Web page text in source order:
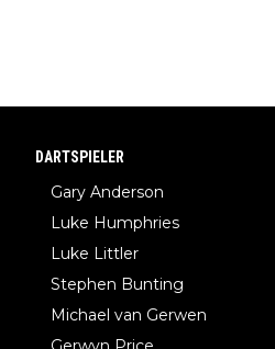
DARTSPIELER
Gary Anderson
Luke Humphries
Luke Littler
Stephen Bunting
Michael van Gerwen